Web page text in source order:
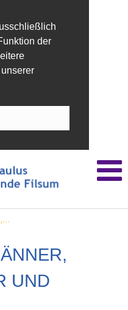
der
UND